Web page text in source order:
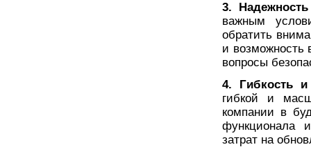
3.
важным
обратить
и возможность
вопросы
4. Гибкость и
гибкой и
компании в
функционала
затрат на